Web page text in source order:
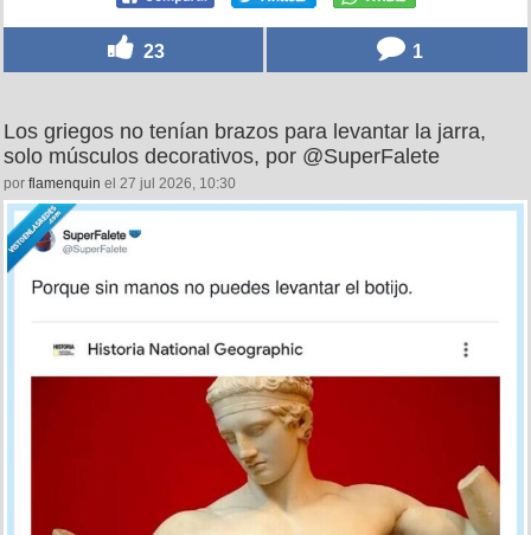
23 1
Los griegos no tenían brazos para levantar la jarra,
solo músculos decorativos, por @SuperFalete
por flamenquin el 27 jul 2026, 10:30